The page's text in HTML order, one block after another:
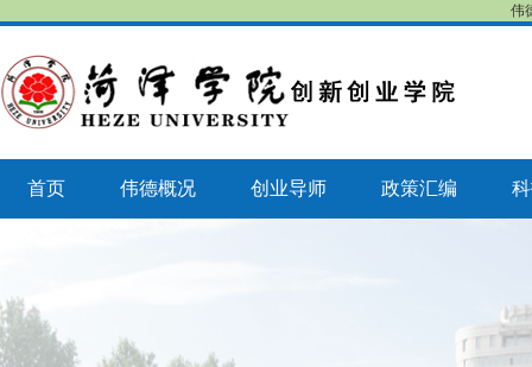
伟
首页 伟德概况 创业导师 政策汇编